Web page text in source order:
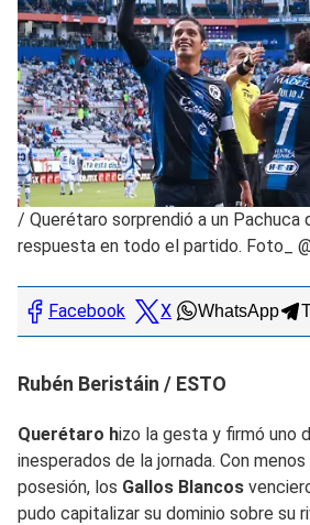
/ Querétaro sorprendió a un Pachuca
respuesta en todo el partido. Foto_
Facebook X WhatsApp
Rubén Beristáin / ESTO
Querétaro hizo la gesta y firmó uno
inesperados de la jornada. Con
posesión, los Gallos Blancos
pudo capitalizar su dominio sobre su